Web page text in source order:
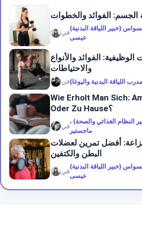
الجسم: الفوائد والخطوات
في
(خبير اللياقة البدنية)
عيسى
الوظيفية: الفوائد والأنواع
والاحتياطات
في
Wie Erholt Man Sich:
Oder Zu Hause؟
في
النظام الغذائي والصحة) ،
ماجستير
أفضل تمرين لعضلات
البطن والكتفين
في
(خبير اللياقة البدنية)
عيسى